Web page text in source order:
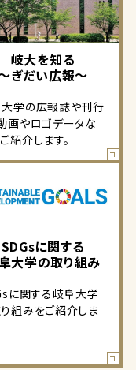
岐大を知る
ぎだい広報～
学の広報誌や刊行
画やロゴデータな
紹介します。
SDGsに関する
大学の取り組み
に関する岐阜大学
組みをご紹介しま